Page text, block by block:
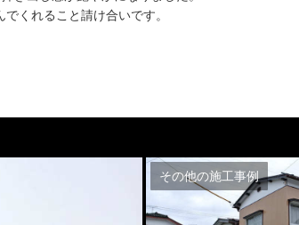
くれること請け合いです。
その他の施工事例